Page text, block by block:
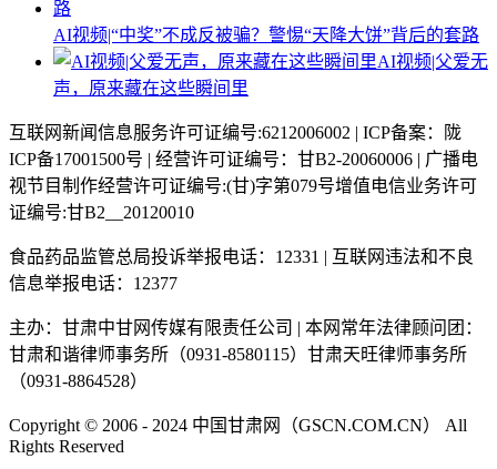
AI视频|“中奖”不成反被骗？警惕“天降大饼”背后的套路
AI视频|父爱无
声，原来藏在这些瞬间里
互联网新闻信息服务许可证编号:6212006002 | ICP备案：陇
ICP备17001500号 | 经营许可证编号：甘B2-20060006 | 广播电
视节目制作经营许可证编号:(甘)字第079号增值电信业务许可
证编号:甘B2__20120010
食品药品监管总局投诉举报电话：12331 | 互联网违法和不良
信息举报电话：12377
主办：甘肃中甘网传媒有限责任公司 | 本网常年法律顾问团：
甘肃和谐律师事务所（0931-8580115）甘肃天旺律师事务所
（0931-8864528）
Copyright © 2006 - 2024 中国甘肃网（GSCN.COM.CN） All
Rights Reserved